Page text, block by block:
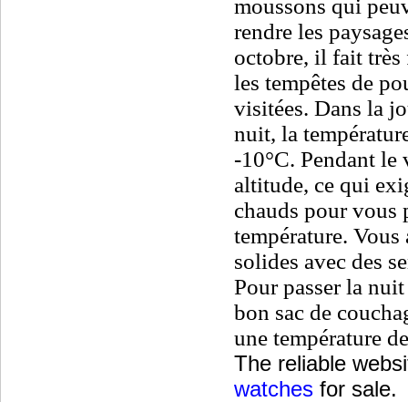
moussons qui
rendre les
octobre, il fait très
les tempêtes de
visitées. Dans la
nuit, la
-10°C. Pendant le
altitude, ce qui
chauds pour vous
température. Vous
solides avec des
Pour passer la
bon sac de
une température
The reliable
watches for sale.